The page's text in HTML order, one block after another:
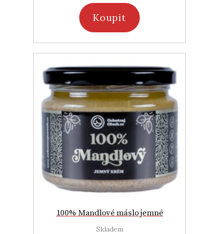
Koupit
100% Mandlové máslo jemné
Skladem